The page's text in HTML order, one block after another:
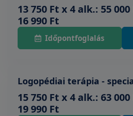
13 750 Ft x 4 alk.: 55
16 990 Ft
Időpontfoglalás
Logopédiai terápia -
15 750 Ft x 4 alk.: 63
19 990 Ft